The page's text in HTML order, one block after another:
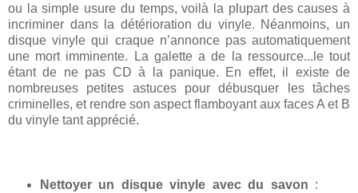
ou la simple usure du temps, voilà la plupart des causes à
incriminer dans la détérioration du vinyle. Néanmoins, un
disque vinyle qui craque n’annonce pas automatiquement
une mort imminente. La galette a de la ressource...le tout
étant de ne pas CD à la panique. En effet, il existe de
nombreuses petites astuces pour débusquer les tâches
criminelles, et rendre son aspect flamboyant aux faces A et B
du vinyle tant apprécié.
Nettoyer un disque vinyle avec du savon :